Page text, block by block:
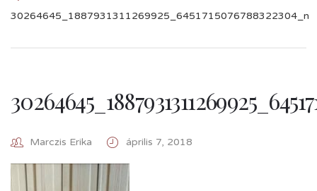
30264645_1887931311269925_6451715076788322304_n
Marczis Erika április 7, 2018